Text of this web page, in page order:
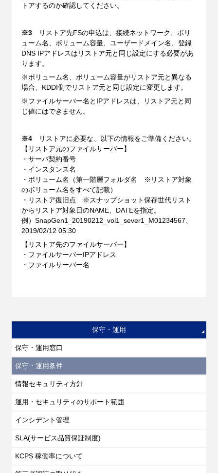
トアするのか確認してください。
※3リストア先FSの申込は、接続ネットワーク、ボリ
ューム名、ボリューム容量、ユーザードメイン名、登録
DNS IPアドレスはリストア元と同じ設定にする必要があ
ります。
※ボリューム名、ボリューム容量がリストア元と異なる
場合、KDDI側でリストア元と同じ設定に変更します。
※ファイルサーバー名とIPアドレスは、リストア元と同
じ値にはできません。
※4リストアに必要な、以下の情報をご準備ください。
【リストア元のファイルサーバー】
・サーバ契約番号
・インスタンス名
・ボリューム名（第一階層フォルダ名 ※リストア対象
のボリューム名をすべて記載）
・リストア復旧点 ※スナップショット保存世代リスト
からリストア対象日のNAME、DATEを指定。
例）SnapGen1_20190212_vol1_sever1_M01234567、
2019/02/12 05:30
【リストア先のファイルサーバー】
・ファイルサーバーIPアドレス
・ファイルサーバー名
保守・運用
保守・運用窓口
保守・運用条件
情報セキュリティ方針
運用・セキュリティのサポート範囲
インシデント管理
SLA(サービス品質保証制度)
KCPS 稼働率について